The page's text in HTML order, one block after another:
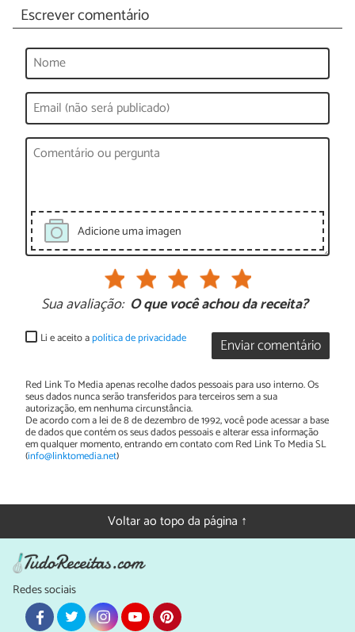
Escrever comentário
Adicione uma imagen
Sua avaliação: O que você achou da receita?
Enviar comentário
Li e aceito apolítica de privacidade
Red Link To Media apenas recolhe dados pessoais para uso interno. Os
seus dados nunca serão transferidos para terceiros sem a sua
autorização, em nenhuma circunstância.
De acordo com a lei de 8 de dezembro de 1992, você pode acessar a base
de dados que contém os seus dados pessoais e alterar essa informação
em qualquer momento, entrando em contato com Red Link To Media SL
(info@linktomedia.net)
Voltar ao topo da página ↑
Redes sociais